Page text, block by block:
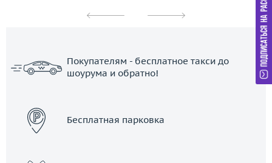
Покупателям - бесплатное такси до
шоурума и обратно!
Бесплатная парковка